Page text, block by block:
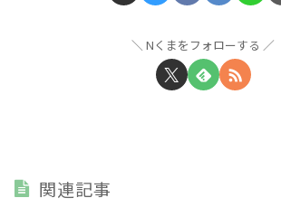
Nくまをフォローする
関連記事